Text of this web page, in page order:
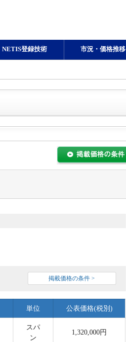
NETIS登録技術 市況・価格推移
掲載価格の条件 >
単位 公表価格(税別)
スパ
ン
1,320,000円